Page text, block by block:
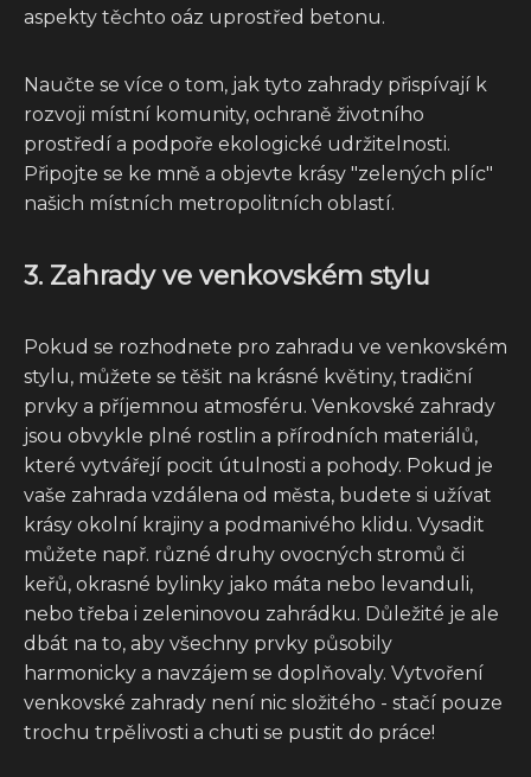
aspekty těchto oáz uprostřed betonu.
Naučte se více o tom, jak tyto zahrady přispívají k
rozvoji místní komunity, ochraně životního
prostředí a podpoře ekologické udržitelnosti.
Připojte se ke mně a objevte krásy "zelených plíc"
našich místních metropolitních oblastí.
3. Zahrady ve venkovském stylu
Pokud se rozhodnete pro zahradu ve venkovském
stylu, můžete se těšit na krásné květiny, tradiční
prvky a příjemnou atmosféru. Venkovské zahrady
jsou obvykle plné rostlin a přírodních materiálů,
které vytvářejí pocit útulnosti a pohody. Pokud je
vaše zahrada vzdálena od města, budete si užívat
krásy okolní krajiny a podmanivého klidu. Vysadit
můžete např. různé druhy ovocných stromů či
keřů, okrasné bylinky jako máta nebo levanduli,
nebo třeba i zeleninovou zahrádku. Důležité je ale
dbát na to, aby všechny prvky působily
harmonicky a navzájem se doplňovaly. Vytvoření
venkovské zahrady není nic složitého - stačí pouze
trochu trpělivosti a chuti se pustit do práce!